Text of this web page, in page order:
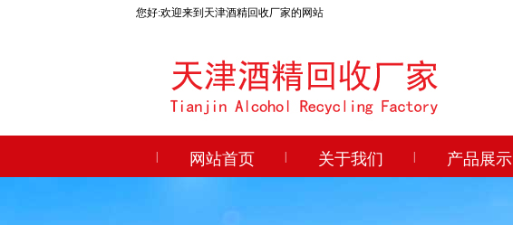
您好:欢迎来到天津酒精回收厂家的网站
网站首页 关于我们 产品展示